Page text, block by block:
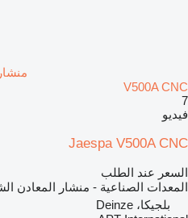
V500A CNC
7
فيديو
Jaespa V500A CNC
السعر عند الطلب
المعدات الصناعية - منشار المعادن
بلجيكا، Deinze